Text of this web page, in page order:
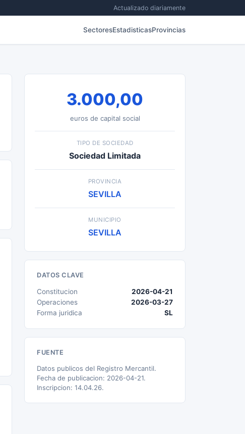
Actualizado diariamente
SectoresEstadisticasProvincias
3.000,00
euros de capital social
TIPO DE SOCIEDAD
Sociedad Limitada
PROVINCIA
SEVILLA
MUNICIPIO
SEVILLA
DATOS CLAVE
Constitucion
2026-04-21
Operaciones
2026-03-27
Forma juridica
SL
FUENTE
Datos publicos del Registro Mercantil.
Fecha de publicacion: 2026-04-21.
Inscripcion: 14.04.26.